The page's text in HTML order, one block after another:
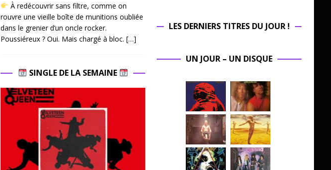
À redécouvrir sans filtre, comme on
rouvre une vieille boîte de munitions oubliée
dans le grenier d’un oncle rocker.
Poussiéreux ? Oui. Mais chargé à bloc. […]
SINGLE DE LA SEMAINE
LES DERNIERS TITRES DU JOUR !
UN JOUR – UN DISQUE